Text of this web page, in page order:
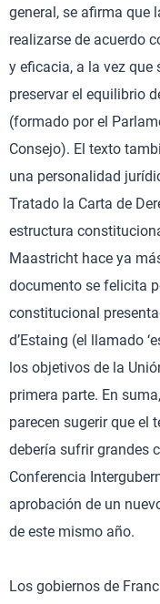
general, se afirma que
realizarse de acuerdo
y eficacia, a la vez
preservar el equilibrio
(formado por el
Consejo). El texto
una personalidad
Tratado la Carta de
estructura
Maastricht hace ya
documento se felicita
constitucional
d’Estaing (el llamado
los objetivos de la
primera parte. En
parecen sugerir que el
debería sufrir grandes
Conferencia
aprobación de un
de este mismo año.
Los gobiernos de